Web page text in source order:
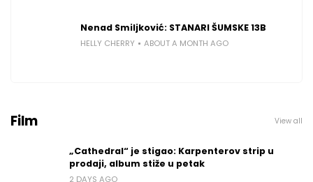
Nenad Smiljković: STANARI ŠUMSKE 13B
HELLY CHERRY ABOUT A MONTH AGO
Film View all
„Cathedral“ je stigao: Karpenterov strip u
prodaji, album stiže u petak
2 DAYS AGO